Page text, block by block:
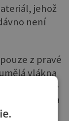
jehož
není
z pravé
vlákna
cenově
opotřebení a